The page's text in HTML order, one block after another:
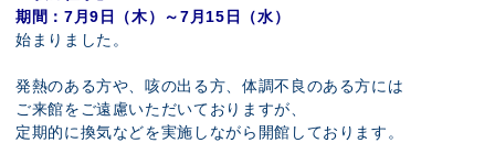
期間：7月9日（木）～7月15日（水）
始まりました。
発熱のある方や、咳の出る方、体調不良のある方には
ご来館をご遠慮いただいておりますが、
定期的に換気などを実施しながら開館しております。